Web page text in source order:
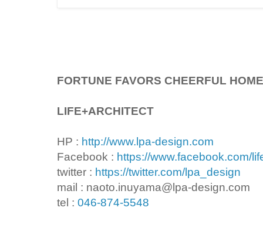
FORTUNE FAVORS CHEERFUL
LIFE+ARCHITECT
HP : http://www.lpa-design.com
Facebook : https://www.facebook.com/
twitter : https://twitter.com/lpa_design
mail : naoto.inuyama@lpa-design.com
tel : 046-874-5548